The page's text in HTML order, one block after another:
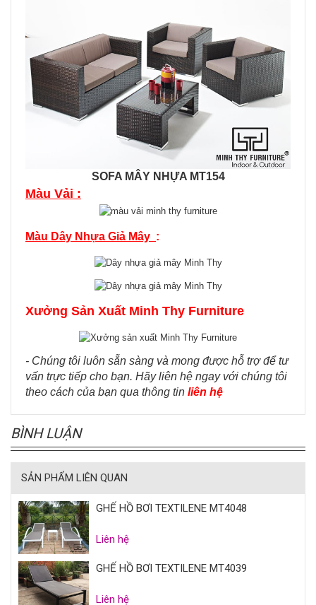
SOFA MÂY NHỰA MT154
Màu Vải :
Màu Dây Nhựa Giả Mây :
Xưởng Sản Xuất Minh Thy Furniture
- Chúng tôi luôn sẵn sàng và mong được hỗ trợ để tư
vấn trực tiếp cho bạn. Hãy liên hệ ngay với chúng tôi
theo cách của bạn qua thông tin liên hệ
BÌNH LUẬN
SẢN PHẨM LIÊN QUAN
GHẾ HỒ BƠI TEXTILENE MT4048
Liên hệ
GHẾ HỒ BƠI TEXTILENE MT4039
Liên hệ